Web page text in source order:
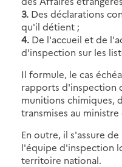
3. Des déclarations
qu'il détient ;
4. De l'accueil et de
d'inspection sur les
Il formule, le cas
rapports d'inspection
munitions chimiques,
transmises au
En outre, il s'assure
l'équipe d'inspection
territoire national.